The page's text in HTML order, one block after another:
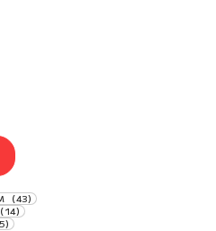
記事（43）43件の記事
（14）14件の記事
5）5件の記事